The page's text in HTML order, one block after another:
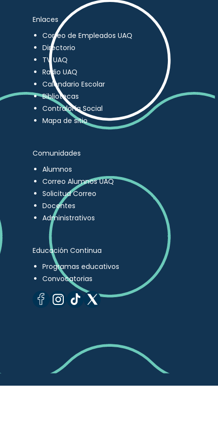
Enlaces
Correo de Empleados UAQ
Directorio
TV UAQ
Radio UAQ
Calendario Escolar
Bibliotecas
Contraloría Social
Mapa de sitio
Comunidades
Alumnos
Correo Alumnos UAQ
Solicitud Correo
Docentes
Administrativos
Educación Continua
Programas educativos
Convocatorias